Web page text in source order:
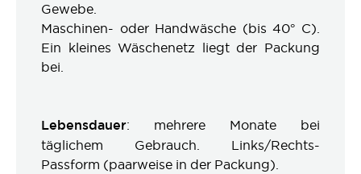
Gewebe.
Maschinen- oder Handwäsche (bis 40° C).
Ein kleines Wäschenetz liegt der Packung
bei.
Lebensdauer: mehrere Monate bei
täglichem Gebrauch. Links/Rechts-
Passform (paarweise in der Packung).